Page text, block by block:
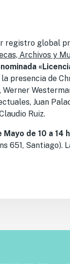
registro global
Archivos y
presencia de
Juan
Ruiz.
Mayo de 10 a 14
651, Santiago).